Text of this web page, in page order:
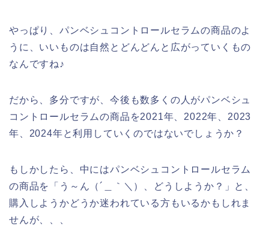
やっぱり、パンベシュコントロールセラムの商品のよ
うに、いいものは自然とどんどんと広がっていくもの
なんですね♪
だから、多分ですが、今後も数多くの人がパンベシュ
コントロールセラムの商品を2021年、2022年、2023
年、2024年と利用していくのではないでしょうか？
もしかしたら、中にはパンベシュコントロールセラム
の商品を「う～ん（´＿｀＼）、どうしようか？」と、
購入しようかどうか迷われている方もいるかもしれま
せんが、、、